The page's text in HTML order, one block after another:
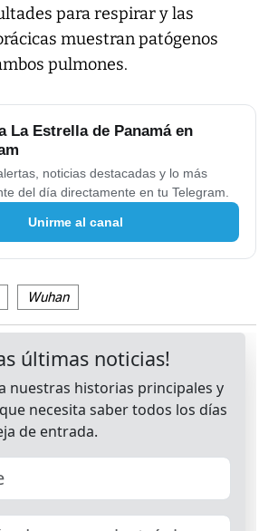
para respirar y las
muestran patógenos
pulmones.
La Estrella de Panamá en
noticias destacadas y lo más
del día directamente en tu Telegram.
Unirme al canal
Wuhan